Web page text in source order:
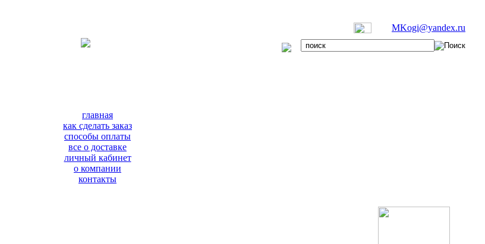
MKogi@yandex.ru
главная
как сделать заказ
способы оплаты
все о доставке
личный кабинет
о компании
контакты